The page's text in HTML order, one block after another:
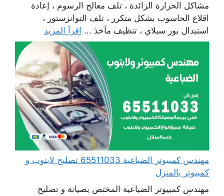
مشاكل الحرارة الزائدة ، تلف معالج الرسوم ، إعادة
اقلاع الحاسوب بشكل متكرر ، تلف التوانزستور ،
استبدال بور سبلاي ، تنظيف مآخذ ... اقرأ المزيد
مهندس كمبيوتر الضباعية 65511033 تصليح لابتوب و
كمبيوتر بالمنزل
مهندس كمبيوتر الضباعية المختص بصيانة و تصليح